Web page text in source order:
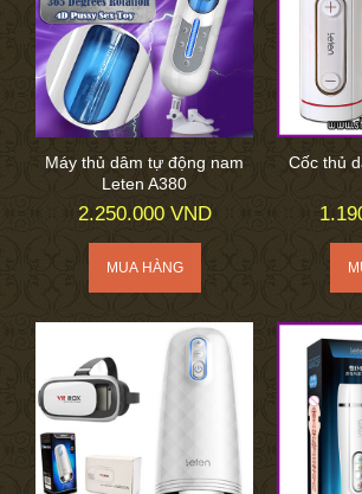
Máy thủ dâm tự động nam
Leten A380
2.250.000 VND
Cốc thủ